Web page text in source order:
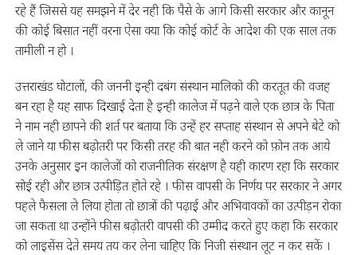
रहे हैं जिससे यह समझने में देर नही कि पैसे के आगे किसी सरकार और कानून
की कोई बिसात नहीं वरना ऐसा क्या कि कोई कोर्ट के आदेश की एक साल तक
तामीली न हो ।
उत्तराखंड घोटालों, की जननी इन्ही दबंग संस्थान मालिको की करतूत की वजह
बन रहा है यह साफ दिखाई देता है इन्ही कालेज में पढ़ने वाले एक छात्र के पिता
ने नाम नही छापने की शर्त पर बताया कि उन्हें हर सप्ताह संस्थान से अपने बेटे को
ले जाने या फीस बढ़ोतरी पर किसी तरह की बात नही करने को फ़ोन तक आये
उनके अनुसार इन कालेजों को राजनीतिक संरक्षण है यही कारण रहा कि सरकार
सोई रही और छात्र उत्पीड़ित होते रहे । फीस वापसी के निर्णय पर सरकार ने अगर
पहले फैसला ले लिया होता तो छात्रों की पढ़ाई और अभिवावकों का उत्पीड़न रोका
जा सकता था उन्होंने फीस बढ़ोतरी वापसी की उम्मीद करते हुए कहा कि सरकार
को लाइसेंस देते समय तय कर लेना चाहिए कि निजी संस्थान लूट न कर सकें ।